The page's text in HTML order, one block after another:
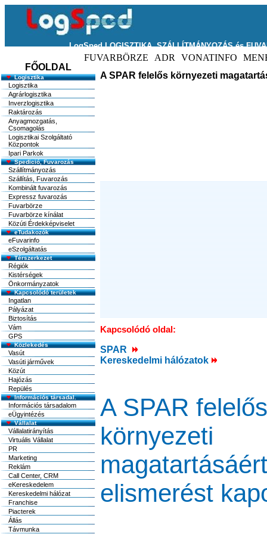
FŐOLDAL
Logisztika
Logisztika
Agrárlogisztika
Inverzlogisztika
Raktározás
Anyagmozgatás,
Csomagolás
Logisztikai Szolgáltató
Központok
Ipari Parkok
Spedició, Fuvarozás
Szállítmányozás
Szállítás, Fuvarozás
Kombinált fuvarozás
Expressz fuvarozás
Fuvarbörze
Fuvarbörze kínálat
Közúti Érdekképviselet
eTudakozók
eFuvarinfo
eSzolgáltatás
Térszerkezet
Régiók
Kistérségek
Önkormányzatok
Kapcsolódó területek
Ingatlan
Pályázat
Biztosítás
Vám
GPS
Közlekedés
Vasút
Vasúti járművek
Közút
Hajózás
Repülés
Információs társadal.
Információs társadalom
eÜgyintézés
Vállalat
Vállalatirányítás
Virtuális Vállalat
PR
Marketing
Reklám
Call Center, CRM
eKereskedelem
Kereskedelmi hálózat
Franchise
Piacterek
Állás
Távmunka
A SPAR felelős környezeti
Kapcsolódó oldal:
SPAR
Kereskedelmi hálózatok
A SPAR felelős
környezeti
magatartásáért
elismerést